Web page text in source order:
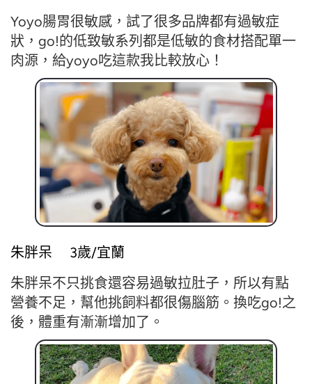
Yoyo腸胃很敏感，試了很多品牌都有過敏症
狀，go!的低致敏系列都是低敏的食材搭配單一
肉源，給yoyo吃這款我比較放心！
朱胖呆 3歲/宜蘭
朱胖呆不只挑食還容易過敏拉肚子，所以有點
營養不足，幫他挑飼料都很傷腦筋。換吃go!之
後，體重有漸漸增加了。